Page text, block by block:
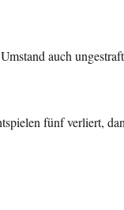
auch ungestraft
fünf verliert,